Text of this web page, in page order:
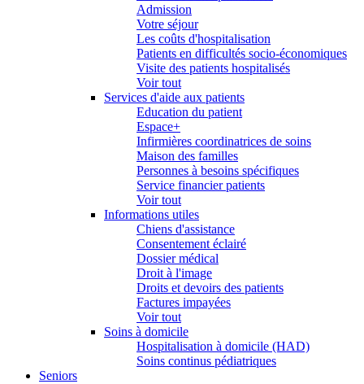
Admission
Votre séjour
Les coûts d'hospitalisation
Patients en difficultés socio-économiques
Visite des patients hospitalisés
Voir tout
Services d'aide aux patients
Education du patient
Espace+
Infirmières coordinatrices de soins
Maison des familles
Personnes à besoins spécifiques
Service financier patients
Voir tout
Informations utiles
Chiens d'assistance
Consentement éclairé
Dossier médical
Droit à l'image
Droits et devoirs des patients
Factures impayées
Voir tout
Soins à domicile
Hospitalisation à domicile (HAD)
Soins continus pédiatriques
Seniors